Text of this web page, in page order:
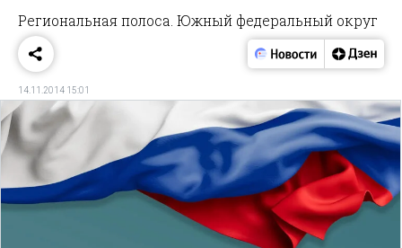
Региональная полоса. Южный федеральный округ
14.11.2014 15:01